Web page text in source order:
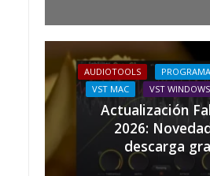
AUDIOTOOLS
VST MAC
VST WINDOWS
Actualización
2026:
descarga